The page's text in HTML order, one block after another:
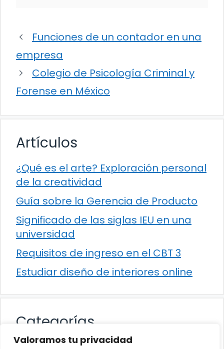
Valoramos tu privacidad
Funciones de un contador en una
empresa
Colegio de Psicología Criminal y
Forense en México
Artículos
¿Qué es el arte? Exploración personal
de la creatividad
Guía sobre la Gerencia de Producto
Significado de las siglas IEU en una
universidad
Requisitos de ingreso en el CBT 3
Estudiar diseño de interiores online
Categorías